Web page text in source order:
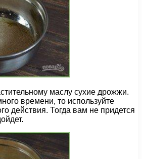
маслу сухие дрожжи.
времени, то используйте
действия. Тогда вам не придется